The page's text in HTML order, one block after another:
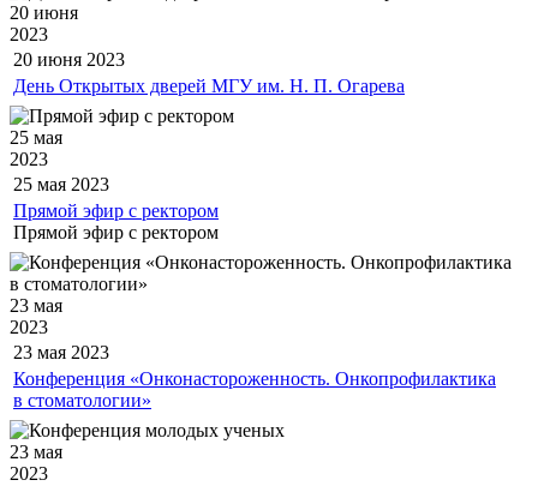
20 июня
2023
20 июня 2023
День Открытых дверей МГУ им. Н. П. Огарева
25 мая
2023
25 мая 2023
Прямой эфир с ректором
Прямой эфир с ректором
23 мая
2023
23 мая 2023
Конференция «Онконастороженность. Онкопрофилактика
в стоматологии»
23 мая
2023